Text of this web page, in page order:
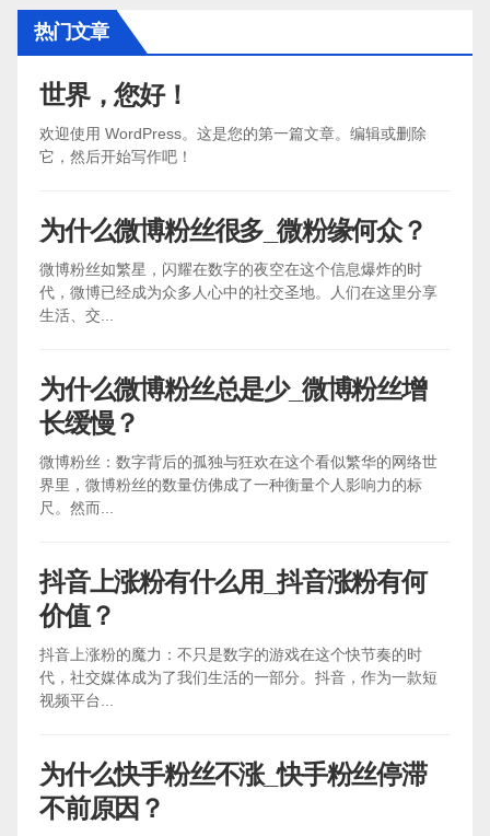
热门文章
世界，您好！
欢迎使用 WordPress。这是您的第一篇文章。编辑或删除
它，然后开始写作吧！
为什么微博粉丝很多_微粉缘何众？
微博粉丝如繁星，闪耀在数字的夜空在这个信息爆炸的时
代，微博已经成为众多人心中的社交圣地。人们在这里分享
生活、交...
为什么微博粉丝总是少_微博粉丝增
长缓慢？
微博粉丝：数字背后的孤独与狂欢在这个看似繁华的网络世
界里，微博粉丝的数量仿佛成了一种衡量个人影响力的标
尺。然而...
抖音上涨粉有什么用_抖音涨粉有何
价值？
抖音上涨粉的魔力：不只是数字的游戏在这个快节奏的时
代，社交媒体成为了我们生活的一部分。抖音，作为一款短
视频平台...
为什么快手粉丝不涨_快手粉丝停滞
不前原因？